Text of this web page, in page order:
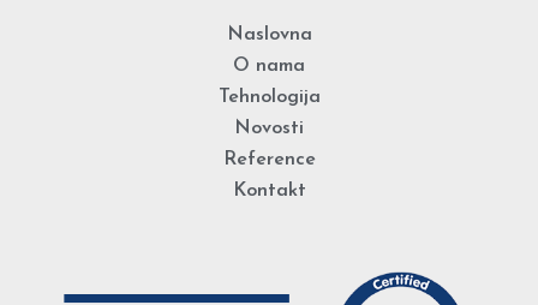
Naslovna
O nama
Tehnologija
Novosti
Reference
Kontakt